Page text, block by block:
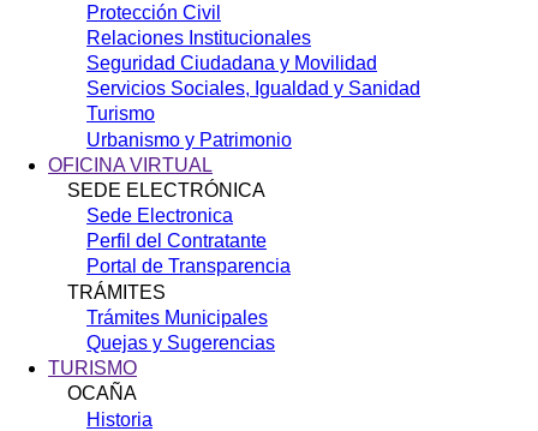
Protección Civil
Relaciones Institucionales
Seguridad Ciudadana y Movilidad
Servicios Sociales, Igualdad y Sanidad
Turismo
Urbanismo y Patrimonio
OFICINA VIRTUAL
SEDE ELECTRÓNICA
Sede Electronica
Perfil del Contratante
Portal de Transparencia
TRÁMITES
Trámites Municipales
Quejas y Sugerencias
TURISMO
OCAÑA
Historia